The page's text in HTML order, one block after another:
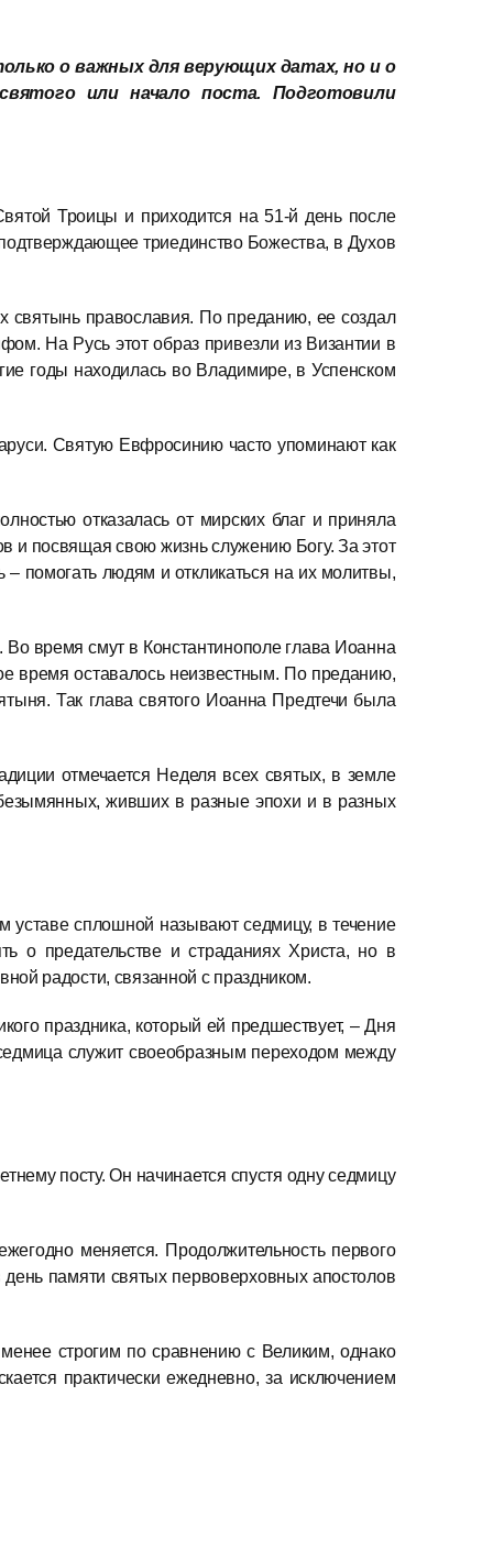
о важных для верующих датах, но и о
или начало поста. Подготовили
Троицы и приходится на 51‑й день после
триединство Божества, в Духов
православия. По преданию, ее создал
На Русь этот образ привезли из Византии в
годы находилась во Владимире, в Успенском
Святую Евфросинию часто упоминают как
отказалась от мирских благ и приняла
и посвящая свою жизнь служению Богу. За этот
помогать людям и откликаться на их молитвы,
Во время смут в Константинополе глава Иоанна
время оставалось неизвестным. По преданию,
Так глава святого Иоанна Предтечи была
отмечается Неделя всех святых, в земле
живших в разные эпохи и в разных
сплошной называют седмицу, в течение
о предательстве и страданиях Христа, но в
радости, связанной с праздником.
праздника, который ей предшествует, – Дня
служит своеобразным переходом между
посту. Он начинается спустя одну седмицу
меняется. Продолжительность первого
памяти святых первоверховных апостолов
строгим по сравнению с Великим, однако
практически ежедневно, за исключением